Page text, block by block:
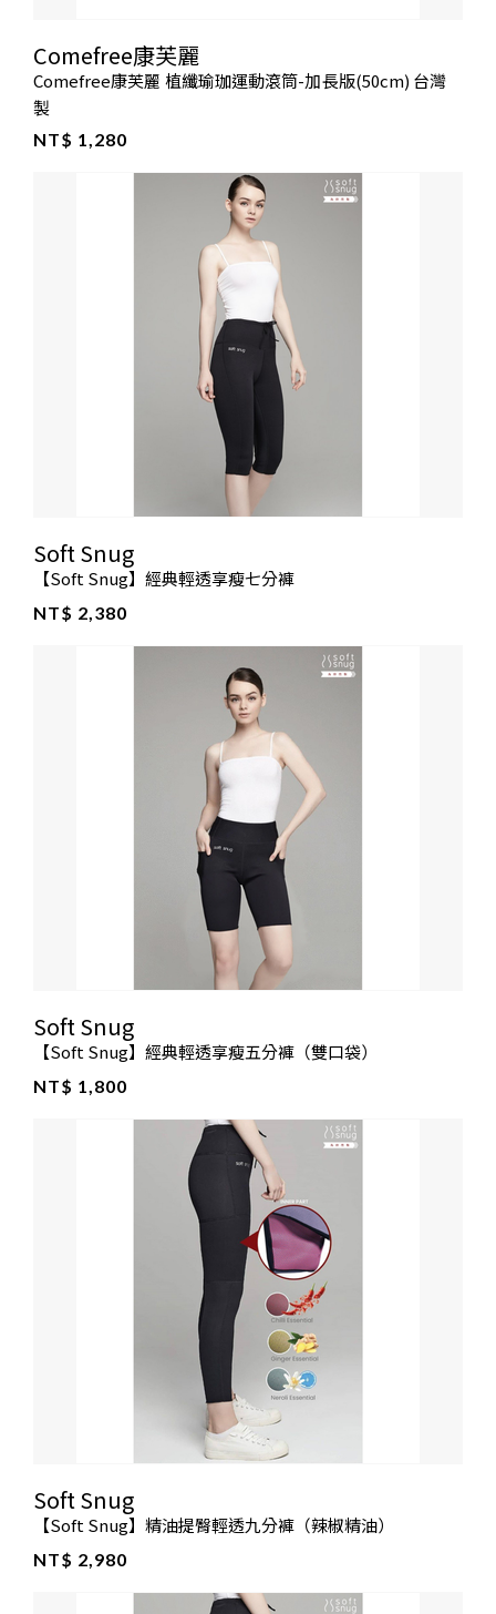
Comefree康芙麗
Comefree康芙麗 植纖瑜珈運動滾筒-加長版(50cm) 台灣
製
NT$ 1,280
Soft Snug
【Soft Snug】經典輕透享瘦七分褲
NT$ 2,380
Soft Snug
【Soft Snug】經典輕透享瘦五分褲（雙口袋）
NT$ 1,800
Soft Snug
【Soft Snug】精油提臀輕透九分褲（辣椒精油）
NT$ 2,980